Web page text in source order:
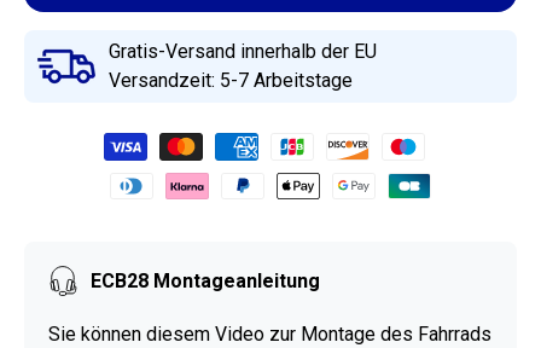
Gratis-Versand innerhalb der EU
Versandzeit: 5-7 Arbeitstage
ECB28 Montageanleitung
Sie können diesem Video zur Montage des Fahrrads